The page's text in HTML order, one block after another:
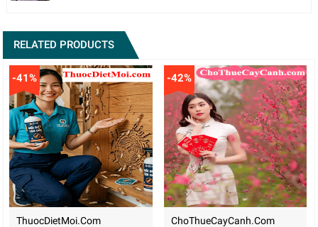
RELATED PRODUCTS
-41%
ThuocDietMoi.com
-42%
ChoThueCayCanh.com